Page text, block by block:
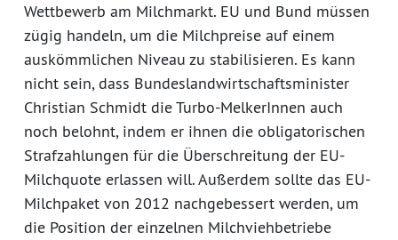
Wettbewerb am Milchmarkt. EU und Bund müssen
zügig handeln, um die Milchpreise auf einem
auskömmlichen Niveau zu stabilisieren. Es kann
nicht sein, dass Bundeslandwirtschaftsminister
Christian Schmidt die Turbo-MelkerInnen auch
noch belohnt, indem er ihnen die obligatorischen
Strafzahlungen für die Überschreitung der EU-
Milchquote erlassen will. Außerdem sollte das EU-
Milchpaket von 2012 nachgebessert werden, um
die Position der einzelnen Milchviehbetriebe